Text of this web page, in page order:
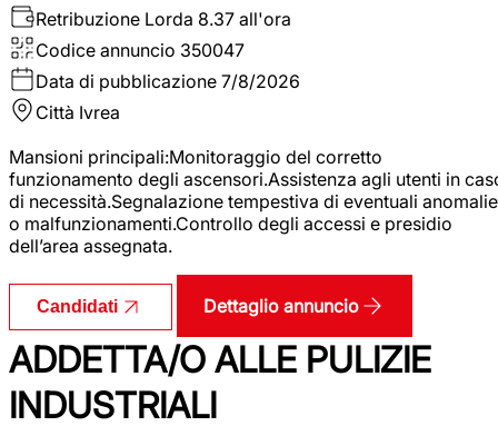
Retribuzione Lorda 8.37 all'ora
Codice annuncio 350047
Data di pubblicazione 7/8/2026
Città Ivrea
Mansioni principali:Monitoraggio del corretto
funzionamento degli ascensori.Assistenza agli utenti in
di necessità.Segnalazione tempestiva di eventuali anomalie
o malfunzionamenti.Controllo degli accessi e presidio
dell’area assegnata.
Candidati Dettaglio annuncio
ADDETTA/O ALLE PULIZIE
INDUSTRIALI